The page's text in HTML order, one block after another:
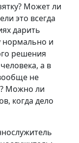
по
Может ли
это всегда
дарить
нормально и
решения
а в
не
Можно ли
когда дело